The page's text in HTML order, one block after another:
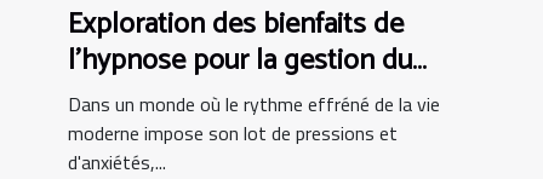
Exploration des bienfaits de
l'hypnose pour la gestion du
stress
Dans un monde où le rythme effréné de la vie
moderne impose son lot de pressions et
d'anxiétés,...